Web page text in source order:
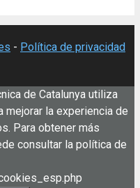
- Política de privacidad
de Catalunya utiliza
la experiencia de
Para obtener más
consultar la política de